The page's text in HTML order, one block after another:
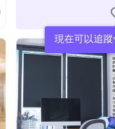
現在可以追蹤